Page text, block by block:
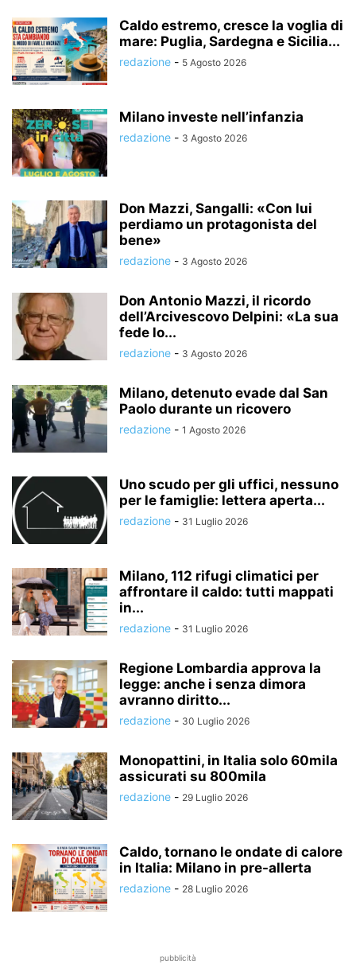
Caldo estremo, cresce la voglia di
mare: Puglia, Sardegna e Sicilia...
redazione - 5 Agosto 2026
Milano investe nell’infanzia
redazione - 3 Agosto 2026
Don Mazzi, Sangalli: «Con lui
perdiamo un protagonista del
bene»
redazione - 3 Agosto 2026
Don Antonio Mazzi, il ricordo
dell’Arcivescovo Delpini: «La sua
fede lo...
redazione - 3 Agosto 2026
Milano, detenuto evade dal San
Paolo durante un ricovero
redazione - 1 Agosto 2026
Uno scudo per gli uffici, nessuno
per le famiglie: lettera aperta...
redazione - 31 Luglio 2026
Milano, 112 rifugi climatici per
affrontare il caldo: tutti mappati
in...
redazione - 31 Luglio 2026
Regione Lombardia approva la
legge: anche i senza dimora
avranno diritto...
redazione - 30 Luglio 2026
Monopattini, in Italia solo 60mila
assicurati su 800mila
redazione - 29 Luglio 2026
Caldo, tornano le ondate di calore
in Italia: Milano in pre-allerta
redazione - 28 Luglio 2026
pubblicità